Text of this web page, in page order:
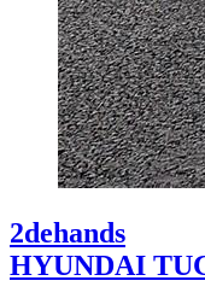
2dehands
HYUNDAI